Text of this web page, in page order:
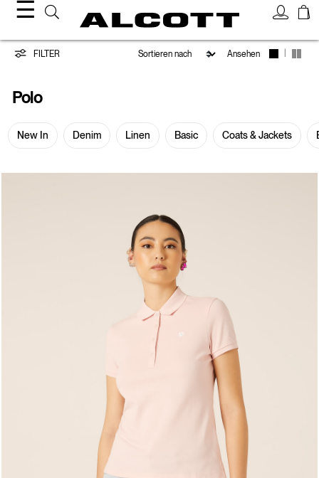
☰
PoloFILTER Ansehen
Polo
New In Denim Linen Basic Coats & Jackets